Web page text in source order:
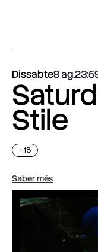
Dissabte8 ag.
Stile
+18
Saber més